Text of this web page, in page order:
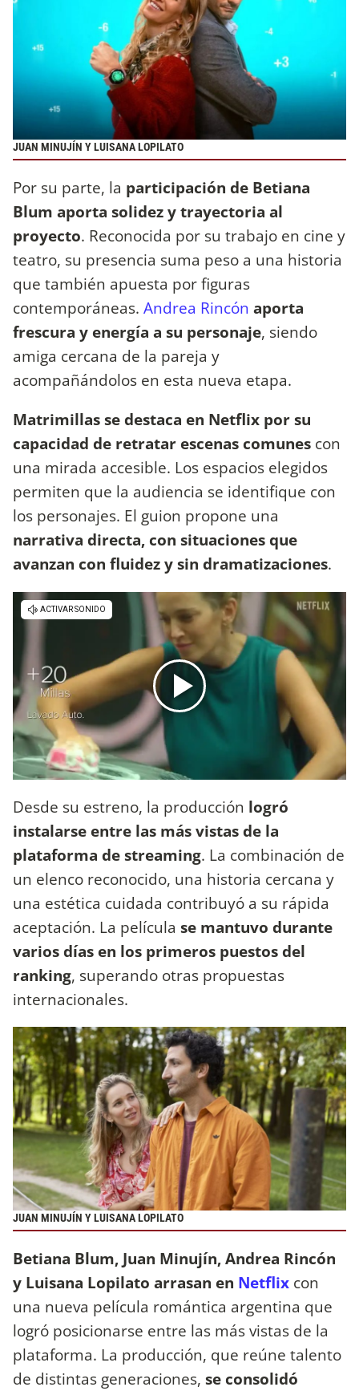
JUAN MINUJÍN Y LUISANA LOPILATO
Por su parte, la participación de Betiana
Blum aporta solidez y trayectoria al
proyecto. Reconocida por su trabajo en cine y
teatro, su presencia suma peso a una historia
que también apuesta por figuras
contemporáneas. Andrea Rincón aporta
frescura y energía a su personaje, siendo
amiga cercana de la pareja y
acompañándolos en esta nueva etapa.
Matrimillas se destaca en Netflix por su
capacidad de retratar escenas comunes con
una mirada accesible. Los espacios elegidos
permiten que la audiencia se identifique con
los personajes. El guion propone una
narrativa directa, con situaciones que
avanzan con fluidez y sin dramatizaciones.
Desde su estreno, la producción logró
instalarse entre las más vistas de la
plataforma de streaming. La combinación de
un elenco reconocido, una historia cercana y
una estética cuidada contribuyó a su rápida
aceptación. La película se mantuvo durante
varios días en los primeros puestos del
ranking, superando otras propuestas
internacionales.
JUAN MINUJÍN Y LUISANA LOPILATO
Betiana Blum, Juan Minujín, Andrea Rincón
y Luisana Lopilato arrasan en Netflix con
una nueva película romántica argentina que
logró posicionarse entre las más vistas de la
plataforma. La producción, que reúne talento
de distintas generaciones, se consolidó